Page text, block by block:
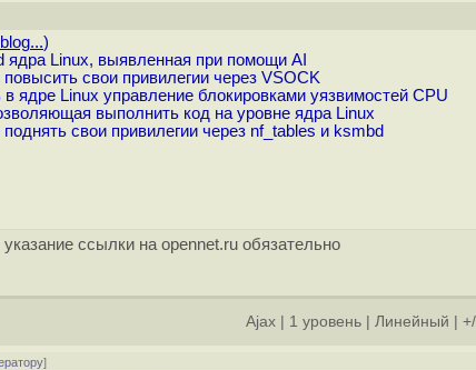
)
Linux, выявленная при помощи AI
свои привилегии через VSOCK
ядре Linux управление блокировками уязвимостей CPU
выполнить код на уровне ядра Linux
свои привилегии через nf_tables и ksmbd
ссылки на opennet.ru обязательно
Ajax 1 уровень Линейный
]